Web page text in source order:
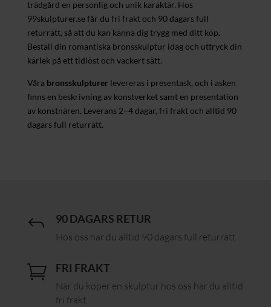
trädgård en personlig och unik karaktär. Hos
99skulpturer.se får du fri frakt och 90 dagars full
returrätt, så att du kan känna dig trygg med ditt köp.
Beställ din romantiska bronsskulptur idag och uttryck din
kärlek på ett tidlöst och vackert sätt.
Våra bronsskulpturer levereras i presentask, och i asken
finns en beskrivning av konstverket samt en presentation
av konstnären. Leverans 2–4 dagar, fri frakt och alltid 90
dagars full returrätt.
J 90 DAGARS RETUR
Hos oss har du alltid 90 dagars full returrätt
 FRI FRAKT
När du köper en skulptur hos oss har du alltid
fri frakt